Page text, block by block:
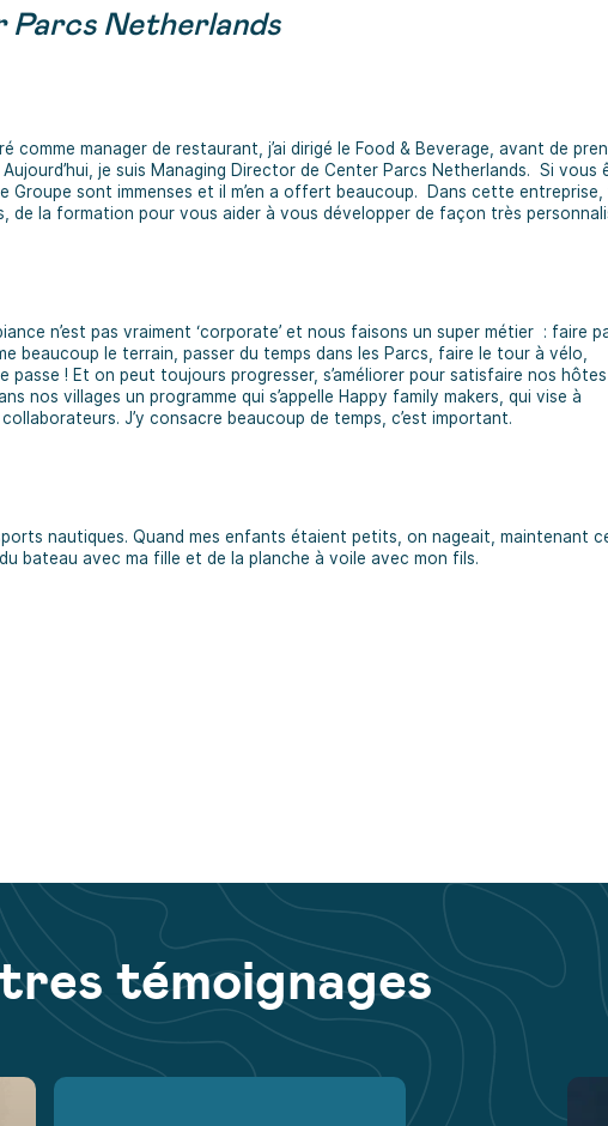
Netherlands
comme manager de restaurant, j’ai dirigé le Food & Beverage, avant de
je suis Managing Director de Center Parcs Netherlands. Si vous
sont immenses et il m’en a offert beaucoup. Dans cette entreprise,
la formation pour vous aider à vous développer de façon très
n’est pas vraiment ‘corporate’ et nous faisons un super métier : faire
beaucoup le terrain, passer du temps dans les Parcs, faire le tour à vélo,
passe ! Et on peut toujours progresser, s’améliorer pour satisfaire nos
nos villages un programme qui s’appelle Happy family makers, qui vise à
J’y consacre beaucoup de temps, c’est important.
nautiques. Quand mes enfants étaient petits, on nageait, maintenant
bateau avec ma fille et de la planche à voile avec mon fils.
témoignages